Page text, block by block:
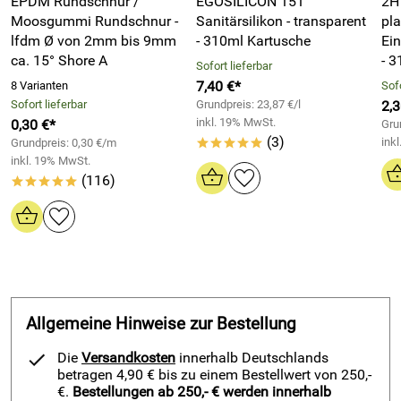
Edelstahl,
Hart-PVC,
Keramik,
Fliesen,
Polyacrylat,
Polycarbonat,
Porzellan, ...
Sanitärbereich, sowie vielen anderen Bereichen. EGO 151
Haftung auf enorm vielen Materialien. Deshalb wird dieser
hochwertige Silikon gerne im Sanitär-Handwerk, als auch in
Moosgummi Rundschnur -
lfdm Ø von 2mm bis 9mm
ca. 15° Shore A
8 Varianten
Sofort lieferbar
0,30 €*
Grundpreis: 0,30 €/m
inkl. 19% MwSt.
***** (116)
Sanitärsilikon - transparent
- 310ml Kartusche
Sofort lieferbar
7,40 €*
Grundpreis: 23,87 €/l
inkl. 19% MwSt.
***** (3)
-
Allgemeine Hinweise zur Bestellung
Die Versandkosten innerhalb Deutschlands
betragen 4,90 € bis zu einem Bestellwert von 250,-
€. Bestellungen ab 250,- € werden innerhalb